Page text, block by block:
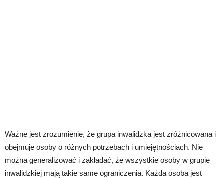
Ważne jest zrozumienie, że grupa inwalidzka jest zróżnicowana i
obejmuje osoby o różnych potrzebach i umiejętnościach. Nie
można generalizować i zakładać, że wszystkie osoby w grupie
inwalidzkiej mają takie same ograniczenia. Każda osoba jest